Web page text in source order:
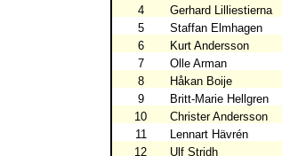
4
Gerhard Lilliestierna
5
Staffan Elmhagen
6
Kurt Andersson
7
Olle Arman
8
Håkan Boije
9
Britt-Marie Hellgren
10
Christer Andersson
11
Lennart Hävrén
12
Ulf Stridh